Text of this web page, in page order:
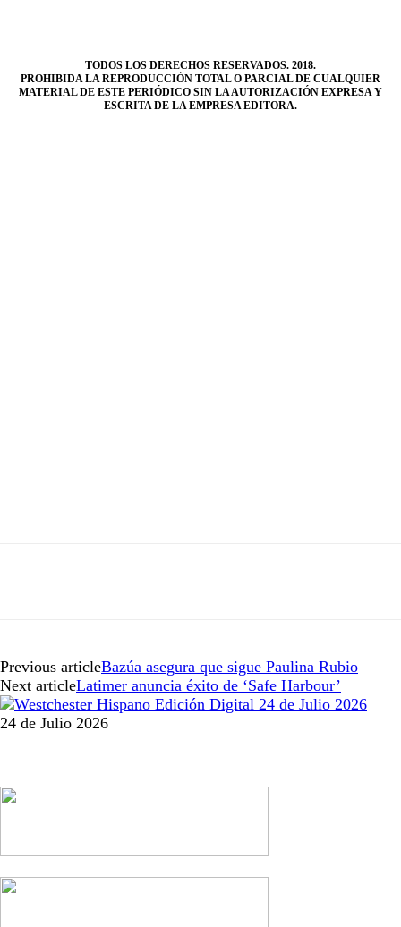
TODOS LOS DERECHOS RESERVADOS. 2018.
PROHIBIDA LA REPRODUCCIÓN TOTAL O PARCIAL DE CUALQUIER
MATERIAL DE ESTE PERIÓDICO SIN LA AUTORIZACIÓN EXPRESA Y
ESCRITA DE LA EMPRESA EDITORA.
Previous articleBazúa asegura que sigue Paulina Rubio
Next articleLatimer anuncia éxito de ‘Safe Harbour’
24 de Julio 2026